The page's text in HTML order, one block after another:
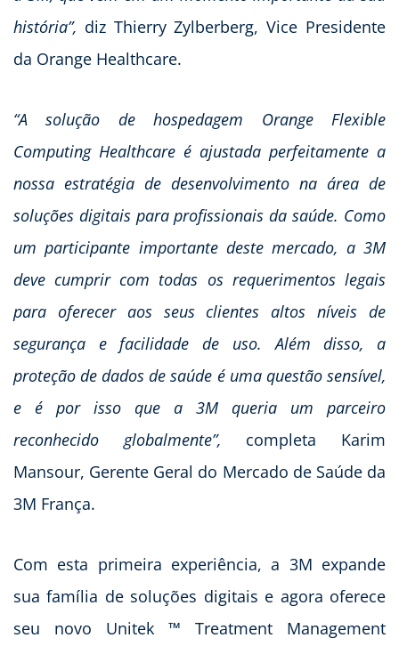
história”, diz Thierry Zylberberg, Vice Presidente
da Orange Healthcare.
“A solução de hospedagem Orange Flexible
Computing Healthcare é ajustada perfeitamente a
nossa estratégia de desenvolvimento na área de
soluções digitais para profissionais da saúde. Como
um participante importante deste mercado, a 3M
deve cumprir com todas os requerimentos legais
para oferecer aos seus clientes altos níveis de
segurança e facilidade de uso. Além disso, a
proteção de dados de saúde é uma questão sensível,
e é por isso que a 3M queria um parceiro
reconhecido globalmente”, completa Karim
Mansour, Gerente Geral do Mercado de Saúde da
3M França.
Com esta primeira experiência, a 3M expande
sua família de soluções digitais e agora oferece
seu novo Unitek ™ Treatment Management